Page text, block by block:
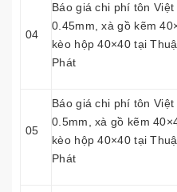
04
Báo giá chi phí tôn Việt
0.45mm, xà gồ kẽm
kèo hộp 40×40 tại
Phát
05
Báo giá chi phí tôn Việt
0.5mm, xà gồ kẽm
kèo hộp 40×40 tại
Phát